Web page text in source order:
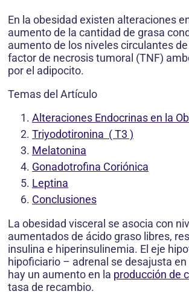
En la obesidad existen alteraciones
aumento de la cantidad de grasa
aumento de los niveles circulantes
factor de necrosis tumoral (TNF)
por el adipocito.
Temas del Artículo
Alteraciones Endocrinas en la
Triyodotironina ( T3 )
Melatonina
Gonadotrofina Coriónica
Leptina
Conclusiones
La obesidad visceral se asocia con
aumentados de ácido graso libres,
insulina e hiperinsulinemia. El eje
hipoficiario – adrenal se desajusta
hay un aumento en la producción de
tasa de recambio.